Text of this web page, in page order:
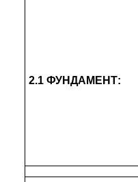
2.1 ФУНДАМЕНТ: